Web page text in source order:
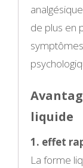
de plus en
liquide
1. effet
La forme